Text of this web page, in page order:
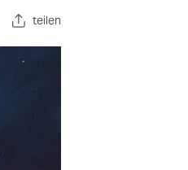
teilen